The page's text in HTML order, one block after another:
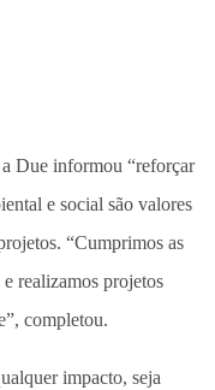
Due informou “reforçar
e social são valores
“Cumprimos as
realizamos projetos
completou.
impacto, seja